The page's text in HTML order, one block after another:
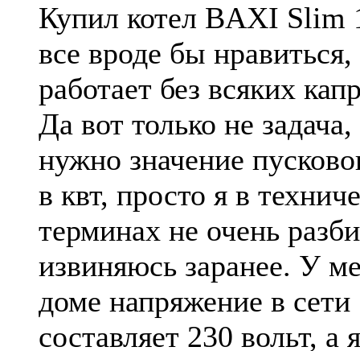
Купил котел BAXI Slim
все вроде бы нравиться,
работает без всяких
Да вот только не
нужно значение
в квт, просто я в
терминах не очень
извиняюсь заранее. У
доме напряжение в сети
составляет 230 вольт, а